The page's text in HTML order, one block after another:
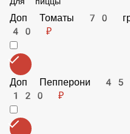
Доп Томаты 70 гр
40 ₽
Доп Пепперони 45 гр
120 ₽